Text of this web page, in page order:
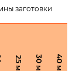
заготовки